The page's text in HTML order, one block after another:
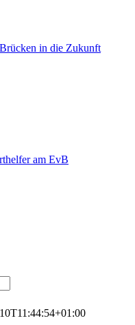
in die Zukunft
am EvB